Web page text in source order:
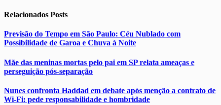
Relacionados Posts
Previsão do Tempo em São Paulo: Céu Nublado com
Possibilidade de Garoa e Chuva à Noite
Mãe das meninas mortas pelo pai em SP relata ameaças e
perseguição pós-separação
Nunes confronta Haddad em debate após menção a contrato de
Wi-Fi: pede responsabilidade e hombridade